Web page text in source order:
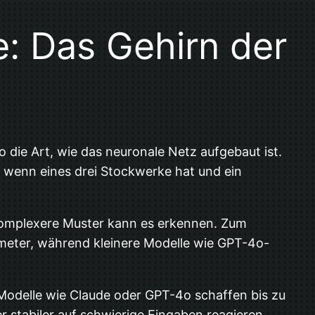
Das Gehirn der
die Art, wie das neuronale Netz aufgebaut ist.
eines drei Stockwerke hat und ein
Muster kann es erkennen. Zum
während kleinere Modelle wie GPT-4o-
wie Claude oder GPT-4o schaffen bis zu